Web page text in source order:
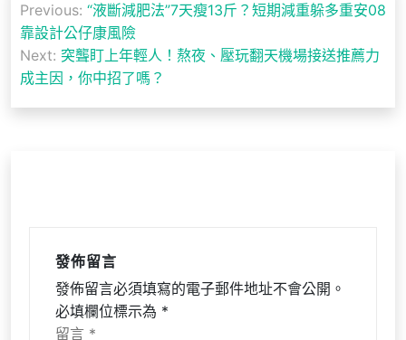
章
導
覽
Previous: “液斷減肥法”7天瘦13斤？短期減重躲多重安08
靠設計公仔康風險
Next: 突聾盯上年輕人！熬夜、壓玩翻天機場接送推薦力
成主因，你中招了嗎？
發佈留言
發佈留言必須填寫的電子郵件地址不會公開。
必填欄位標示為 *
留言 *